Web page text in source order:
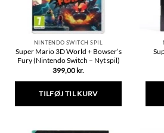
NINTENDO SWITCH SPIL
Super Mario 3D World + Bowser’s
Fury (Nintendo Switch – Nyt spil)
399,00 kr.
TILFØJ TIL KURV